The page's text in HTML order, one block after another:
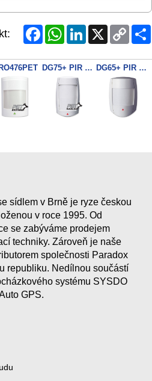
FacebookWhatsAppLinkedInX
Copy
Link
DG75+ PIR Detektor DG65+ PIR Detektor
sídlem v Brně je ryze českou
v roce 1995. Od
se zabýváme prodejem
techniky. Zároveň je naše
společnosti Paradox
republiku. Nedílnou součástí
systému SYSDO
GPS.